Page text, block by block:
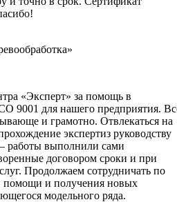
«Эксперт» за помощь в
9001 для нашего предприятия.
и грамотно. Отвлекаться на
экспертиз руководству
работы выполнили сами
договором сроки и при
Продолжаем сотрудничать по
помощи и получения новых
модельного ряда.